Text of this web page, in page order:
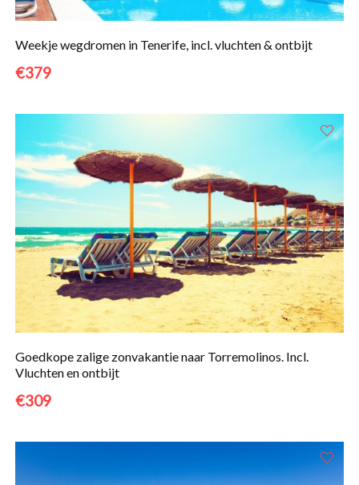
Weekje wegdromen in Tenerife, incl. vluchten & ontbijt
€379
Goedkope zalige zonvakantie naar Torremolinos. Incl.
Vluchten en ontbijt
€309